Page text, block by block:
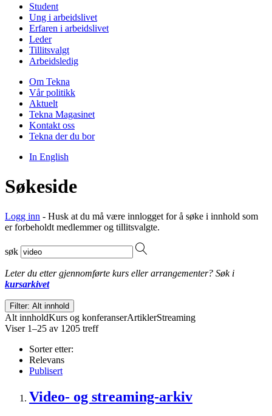
Student
Ung i arbeidslivet
Erfaren i arbeidslivet
Leder
Tillitsvalgt
Arbeidsledig
Om Tekna
Vår politikk
Aktuelt
Tekna Magasinet
Kontakt oss
Tekna der du bor
In English
Søkeside
Logg inn - Husk at du må være innlogget for å søke i innhold som
er forbeholdt medlemmer og tillitsvalgte.
søk
Leter du etter gjennomførte kurs eller arrangementer? Søk i
kursarkivet
Filter: Alt innhold
Alt innholdKurs og konferanserArtiklerStreaming
Viser 1–25 av 1205 treff
Sorter etter:
Relevans
Publisert
Video- og streaming-arkiv